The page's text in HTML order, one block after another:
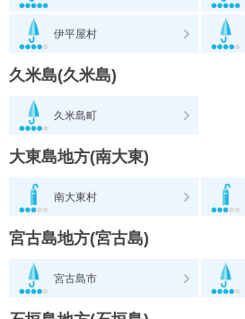
伊平屋村
久米島(久米島)
久米島町
大東島地方(南大東)
南大東村
宮古島地方(宮古島)
宮古島市